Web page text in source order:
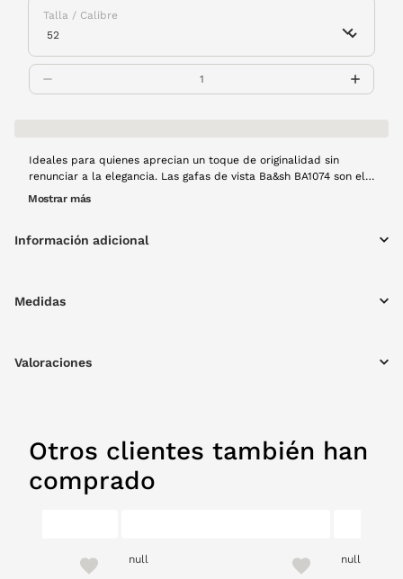
Talla / Calibre
Ideales para quienes aprecian un toque de originalidad sin
renunciar a la elegancia. Las gafas de vista Ba&sh BA1074 son el
equilibrio perfecto entre diseño y estilo. Con montura de metal
complementar cualquier look.
Mostrar más
Información adicional
Medidas
Valoraciones
Otros clientes también han
comprado
null null